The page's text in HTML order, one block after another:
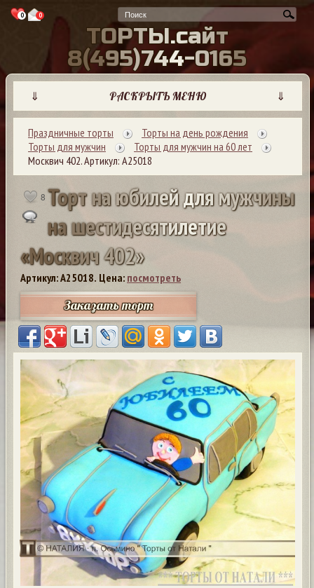
0 0
ТОРТЫ.сайт
8(495)744-0165
⇓ РАСКРЫТЬ МЕНЮ ⇓
Праздничные торты
Торты на день рождения
Торты для мужчин
Торты для мужчин на 60 лет
Москвич 402. Артикул: А25018
8 Тортнаюбилейдлямужчины
нашестидесятилетие
«Москвич402»
Артикул: A25018. Цена: посмотреть
Заказать торт